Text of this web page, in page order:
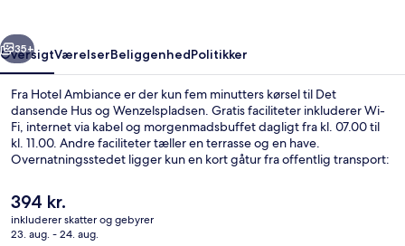
Næste
35+
OversigtVærelserBeliggenhedPolitikker
Fra Hotel Ambiance er der kun fem minutters kørsel til Det
dansende Hus og Wenzelspladsen. Gratis faciliteter inkluderer Wi-
Fi, internet via kabel og morgenmadsbuffet dagligt fra kl. 07.00 til
kl. 11.00. Andre faciliteter tæller en terrasse og en have.
Overnatningsstedet ligger kun en kort gåtur fra offentlig transport:
5 minutter derfra.
Den
nuværende
pris
394 kr.
inkluderer skatter og gebyrer
23. aug. - 24. aug.